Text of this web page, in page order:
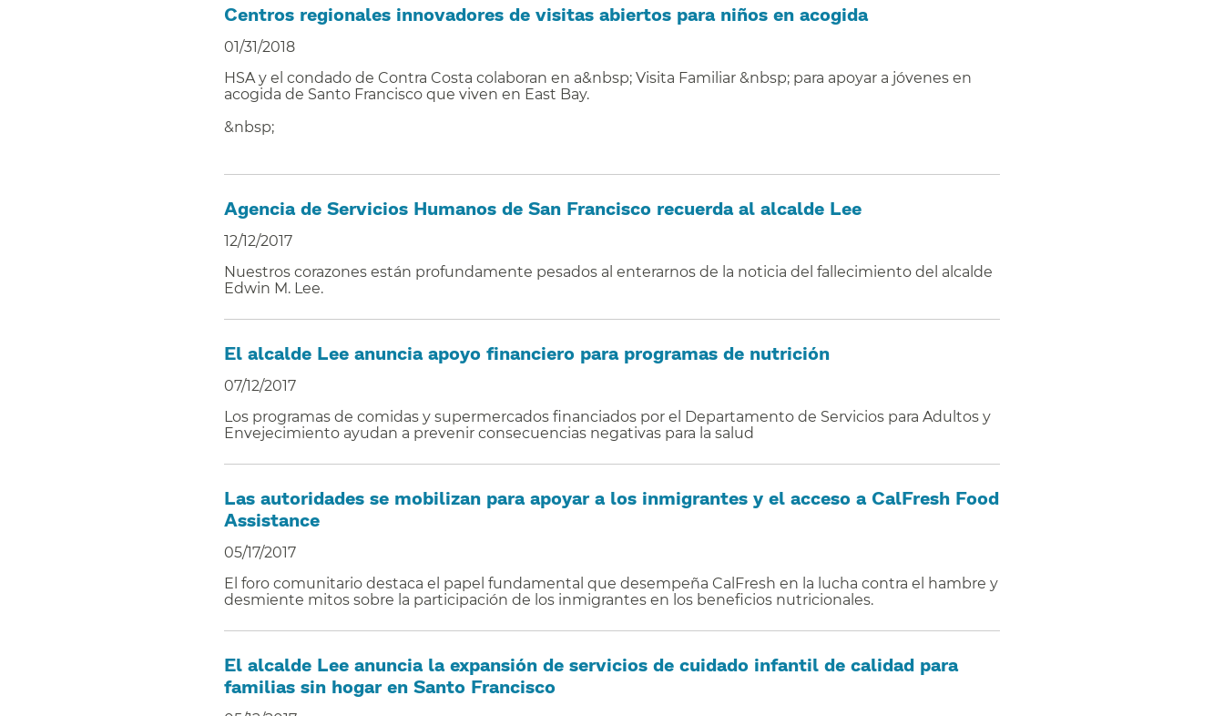
Centros regionales innovadores de visitas abiertos para niños en acogida​​
01/31/2018
HSA y el condado de Contra Costa colaboran en a&nbsp; Visita Familiar &nbsp; para apoyar a jóvenes en
acogida de Santo Francisco que viven en East Bay.
&nbsp;
Agencia de Servicios Humanos de San Francisco recuerda al alcalde Lee​​
12/12/2017
Nuestros corazones están profundamente pesados al enterarnos de la noticia del fallecimiento del alcalde
Edwin M. Lee.​​
El alcalde Lee anuncia apoyo financiero para programas de nutrición​​
07/12/2017
Los programas de comidas y supermercados financiados por el Departamento de Servicios para Adultos y
Envejecimiento ayudan a prevenir consecuencias negativas para la salud​​
Las autoridades se mobilizan para apoyar a los inmigrantes y el acceso a CalFresh Food
Assistance​​
05/17/2017
El foro comunitario destaca el papel fundamental que desempeña CalFresh en la lucha contra el hambre y
desmiente mitos sobre la participación de los inmigrantes en los beneficios nutricionales.​​
El alcalde Lee anuncia la expansión de servicios de cuidado infantil de calidad para
familias sin hogar en Santo Francisco​​